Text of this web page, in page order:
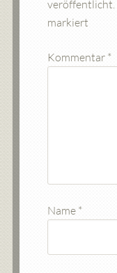
veröffentlicht.
markiert
Kommentar *
Name *